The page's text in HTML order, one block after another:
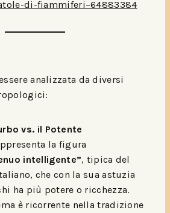
di-fiammiferi–64883384
analizzata da diversi
vs. il Potente
la figura
intelligente”, tipica del
che con la sua astuzia
ha più potere o ricchezza.
è ricorrente nella tradizione